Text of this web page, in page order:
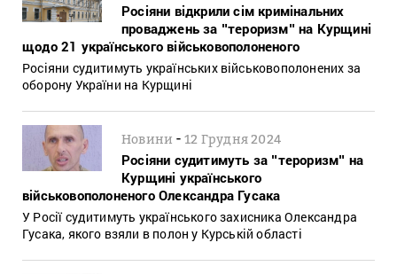
Росіяни відкрили сім кримінальних
проваджень за ʺтероризмʺ на Курщині
щодо 21 українського військовополоненого
Росіяни судитимуть українських військовополонених за
оборону України на Курщині
Новини -12 Грудня 2024
Росіяни судитимуть за ʺтероризмʺ на
Курщині українського
військовополоненого Олександра Гусака
У Росії судитимуть українського захисника Олександра
Гусака, якого взяли в полон у Курській області